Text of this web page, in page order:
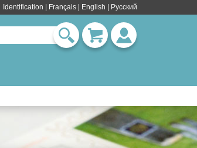
Identification Français English | Pусский